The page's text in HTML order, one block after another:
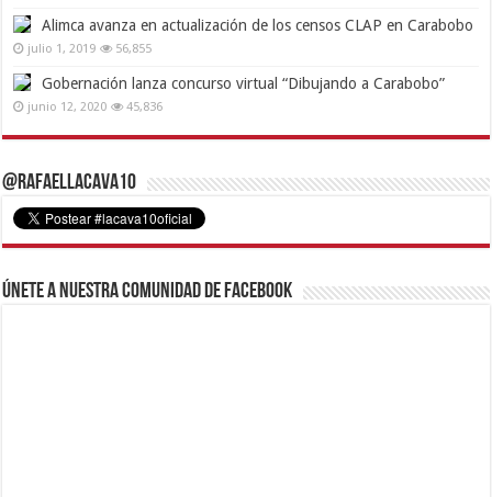
Alimca avanza en actualización de los censos CLAP en Carabobo
julio 1, 2019 56,855
Gobernación lanza concurso virtual “Dibujando a Carabobo”
junio 12, 2020 45,836
@RafaelLacava10
Únete a nuestra comunidad de Facebook